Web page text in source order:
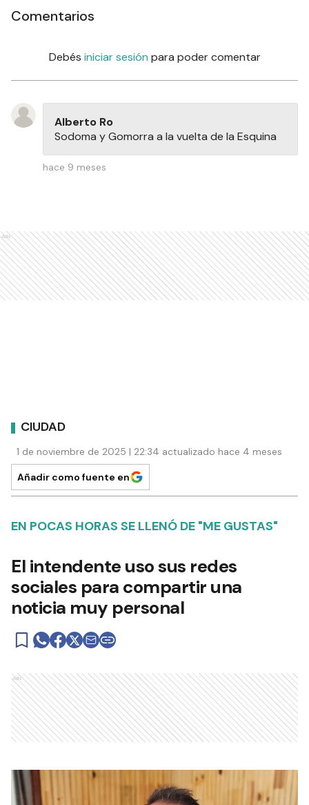
Comentarios
Debés iniciar sesión para poder comentar
Alberto Ro
Sodoma y Gomorra a la vuelta de la Esquina
hace 9 meses
Ads
CIUDAD
1 de noviembre de 2025 | 22:34 actualizado hace 4 meses
Añadir como fuente en
EN POCAS HORAS SE LLENÓ DE "ME GUSTAS"
El intendente uso sus redes
sociales para compartir una
noticia muy personal
Ads